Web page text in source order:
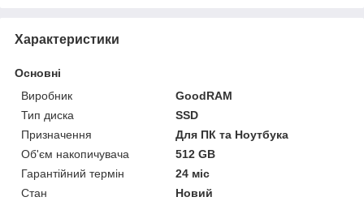
Характеристики
Основні
Виробник
GoodRAM
Тип диска
SSD
Призначення
Для ПК та Ноутбука
Об'єм накопичувача
512 GB
Гарантійний термін
24 міс
Стан
Новий